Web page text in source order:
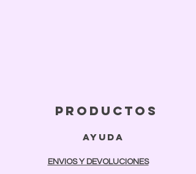
productos
ayuda
ENVIOS Y DEVOLUCIONES